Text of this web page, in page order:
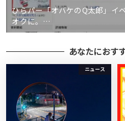
ひらパー「オバケのQ太郎」イ
オクに。…
あなたにおす
ニュース